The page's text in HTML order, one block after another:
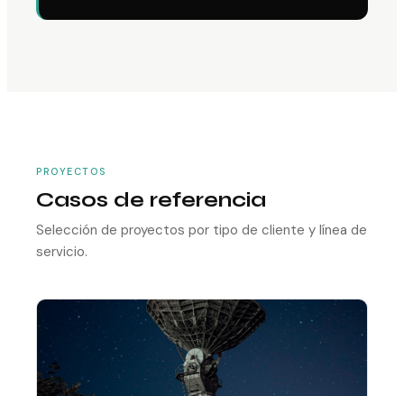
PROYECTOS
Casos de referencia
Selección de proyectos por tipo de cliente y línea de
servicio.